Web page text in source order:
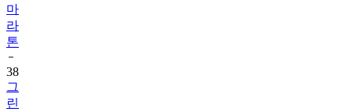
마
라
톤
38
그
린